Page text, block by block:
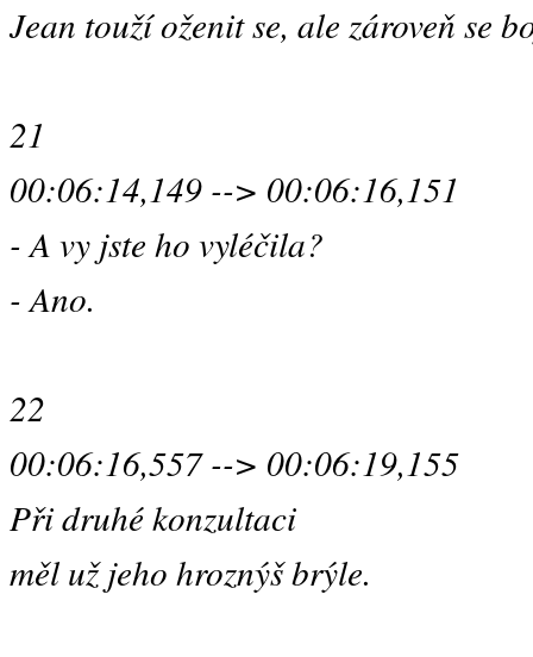
Jean touží oženit se, ale zároveň se
21
00:06:14,149 --> 00:06:16,151
- A vy jste ho vyléčila?
- Ano.
22
00:06:16,557 --> 00:06:19,155
Při druhé konzultaci
měl už jeho hroznýš brýle.